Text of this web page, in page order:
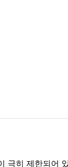
극히 제한되어